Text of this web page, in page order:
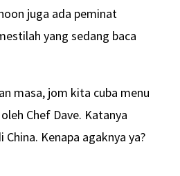
juga ada peminat
yang sedang baca
masa, jom kita cuba menu
Chef Dave. Katanya
Kenapa agaknya ya?